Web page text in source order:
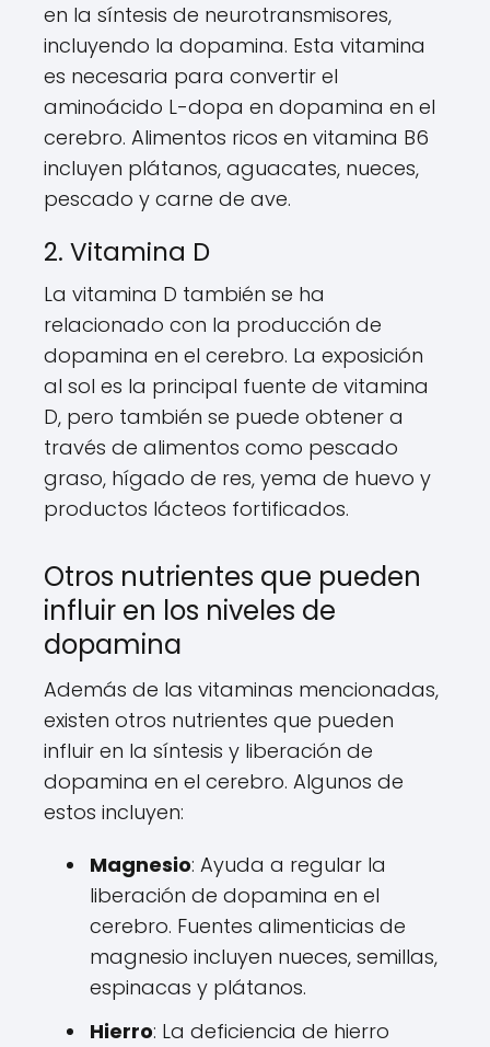
en la síntesis de neurotransmisores,
incluyendo la dopamina. Esta vitamina
es necesaria para convertir el
aminoácido L-dopa en dopamina en el
cerebro. Alimentos ricos en vitamina B6
incluyen plátanos, aguacates, nueces,
pescado y carne de ave.
2. Vitamina D
La vitamina D también se ha
relacionado con la producción de
dopamina en el cerebro. La exposición
al sol es la principal fuente de vitamina
D, pero también se puede obtener a
través de alimentos como pescado
graso, hígado de res, yema de huevo y
productos lácteos fortificados.
Otros nutrientes que pueden
influir en los niveles de
dopamina
Además de las vitaminas mencionadas,
existen otros nutrientes que pueden
influir en la síntesis y liberación de
dopamina en el cerebro. Algunos de
estos incluyen:
Magnesio: Ayuda a regular la
liberación de dopamina en el
cerebro. Fuentes alimenticias de
magnesio incluyen nueces, semillas,
espinacas y plátanos.
Hierro: La deficiencia de hierro